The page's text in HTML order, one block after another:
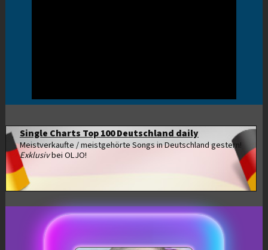
Single Charts Top 100 Deutschland daily
Meistverkaufte / meistgehörte Songs in Deutschland gestern!
Exklusivbei OLJO!